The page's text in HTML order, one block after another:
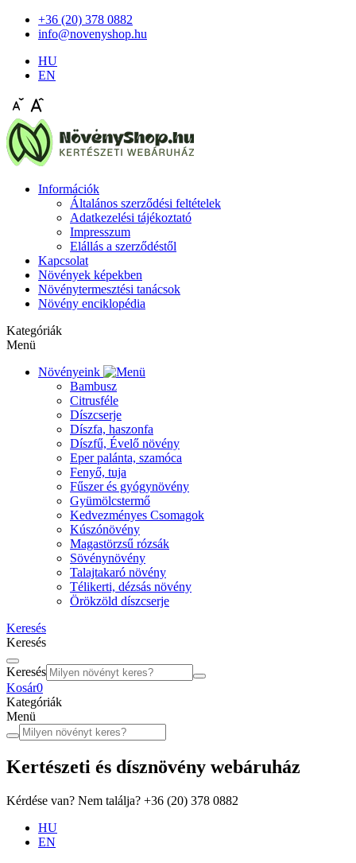
+36 (20) 378 0882
info@novenyshop.hu
HU
EN
Információk
Általános szerződési feltételek
Adatkezelési tájékoztató
Impresszum
Elállás a szerződéstől
Kapcsolat
Növények képekben
Növénytermesztési tanácsok
Növény enciklopédia
Kategóriák
Menü
Növényeink
Bambusz
Citrusféle
Díszcserje
Díszfa, haszonfa
Díszfű, Évelő növény
Eper palánta, szamóca
Fenyő, tuja
Fűszer és gyógynövény
Gyümölcstermő
Kedvezményes Csomagok
Kúszónövény
Magastörzsű rózsák
Sövénynövény
Talajtakaró növény
Télikerti, dézsás növény
Örökzöld díszcserje
Keresés
Keresés
Keresés
Kosár0
Kategóriák
Menü
Kertészeti és dísznövény webáruház
Kérdése van? Nem találja? +36 (20) 378 0882
HU
EN